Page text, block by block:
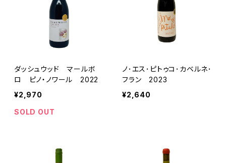
ダッシュウッド マールボ
ロ ピノ・ノワール 2022
¥2,970
SOLD OUT
ノ･エス･ピトゥコ･カベルネ･
フラン 2023
¥2,640